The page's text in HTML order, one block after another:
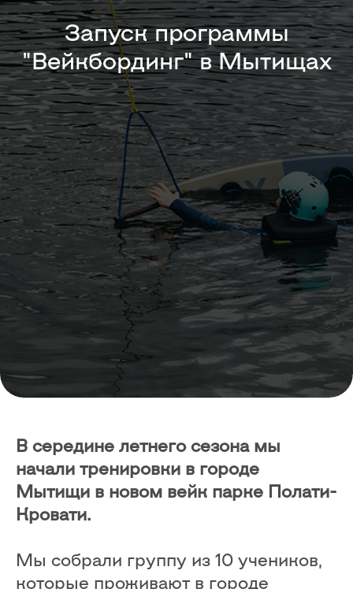
Запуск программы
"Вейкбординг" в Мытищах
В середине летнего сезона мы
начали тренировки в городе
Мытищи в новом вейк парке Полати-
Кровати.
Мы собрали группу из 10 учеников,
которые проживают в городе